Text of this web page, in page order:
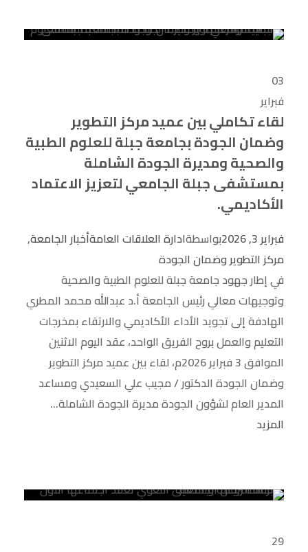
03
فبراير
لقاء تكاملي بين عميد مركز التطوير
وضمان الجودة بجامعة جبلة للعلوم الطبية
والصحية ومديرة الجودة الشاملة
بمستشفى جبلة الجامعي لتعزيز الاعتماد
الأكاديمي.
فبراير 3, 2026 بواسطةادارة العلاقات العامةأخبار الجامعة,
مركز التطوير وضمان الجودة
في إطار جهود جامعة جبلة للعلوم الطبية والصحية
وتوجيهات معالي رئيس الجامعة أ.د عبدالله محمد المطري
الهادفة إلى تجويد الأداء الأكاديمي والارتقاء بمخرجات
التعليم والعمل بروح الفريق الواحد، عقد اليوم الاثنين
الموافق 3 فبراير 2026م، لقاء بين عميد مركز التطوير
وضمان الجودة الدكتور / مجيب علي السعيدي ومساعد
المدير العام لشؤون الجودة مديرة الجودة الشاملة...
المزيد
29